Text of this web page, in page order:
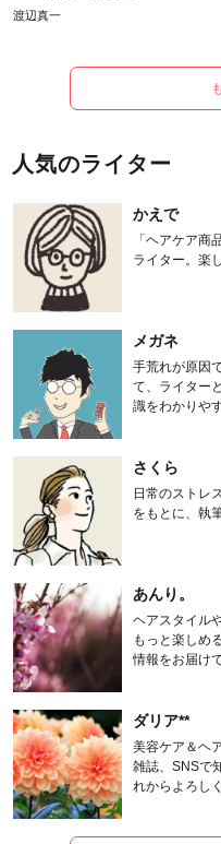
渡辺真一
人気のライター
かえで
「ヘアケア
ライター。楽
メガネ
手荒れが原因
て、ライター
識をわかりや
さくら
日常のストレ
をもとに、執
あんり。
ヘアスタイル
もっと楽しめ
情報をお届け
ダリア**
美容ケア＆ヘ
雑誌、SNSで
れからよろし